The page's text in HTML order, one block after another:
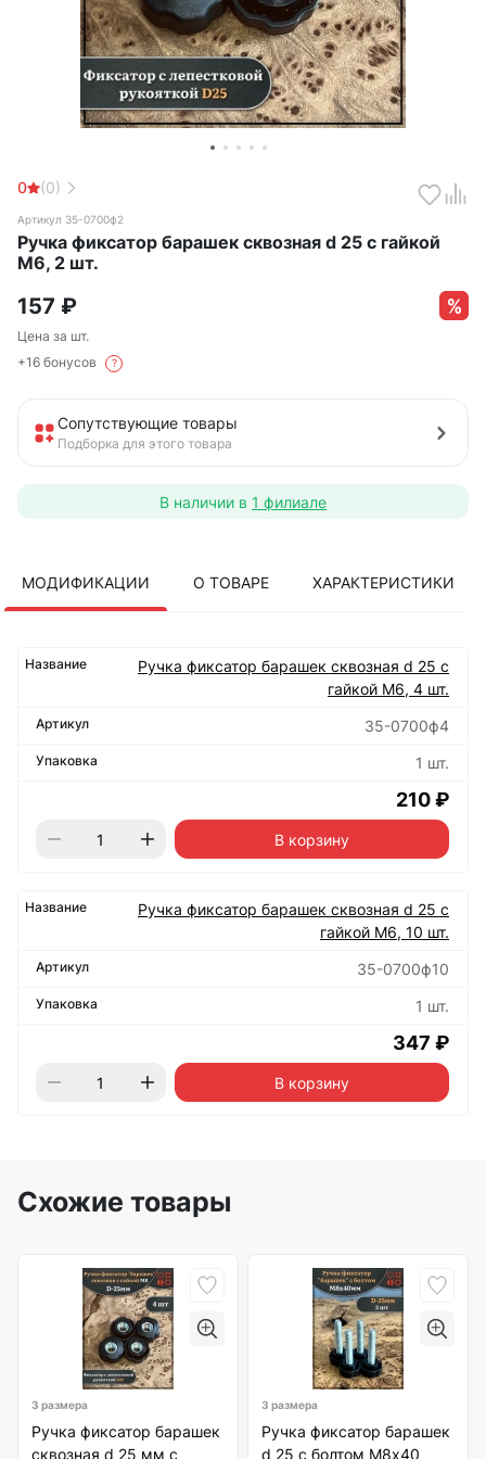
0 (0)
Артикул 35-0700ф2
Ручка фиксатор барашек сквозная d 25 с гайкой
М6, 2 шт.
157 ₽
Цена за шт.
+16 бонусов
?
Сопутствующие товары
Подборка для этого товара
В наличии в 1 филиале
МОДИФИКАЦИИ О ТОВАРЕ ХАРАКТЕРИСТИКИ
Ручка фиксатор барашек сквозная d 25 с
гайкой М6, 4 шт.
35-0700ф4
1 шт.
210 ₽
В корзину
Ручка фиксатор барашек сквозная d 25 с
гайкой М6, 10 шт.
35-0700ф10
1 шт.
347 ₽
В корзину
Схожие товары
3 размера
Ручка фиксатор барашек
сквозная d 25 мм с
3 размера
Ручка фиксатор барашек
d 25 с болтом М8х40